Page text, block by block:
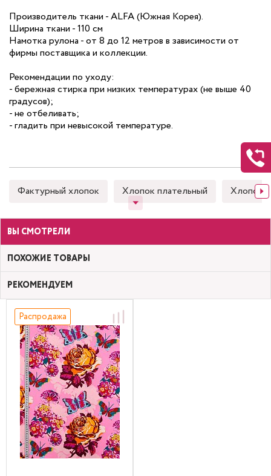
Производитель ткани - ALFA (Южная Корея).
Ширина ткани - 110 см
Намотка рулона - от 8 до 12 метров в зависимости от
фирмы поставщика и коллекции.
Рекомендации по уходу:
- бережная стирка при низких температурах (не выше 40
градусов);
- не отбеливать;
- гладить при невысокой температуре.
Фактурный хлопок Хлопок плательный Хлопок
ВЫ СМОТРЕЛИ
ПОХОЖИЕ ТОВАРЫ
РЕКОМЕНДУЕМ
Распродажа